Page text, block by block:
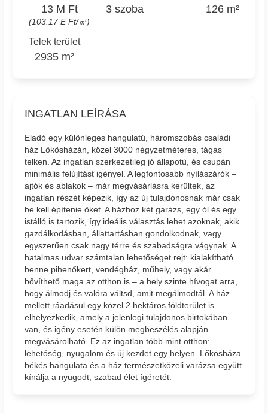
13 M Ft
(103.17 E Ft/㎡)
3 szoba 126 m²
Telek terület
2935 m²
INGATLAN LEÍRÁSA
Eladó egy különleges hangulatú, háromszobás családi
ház Lőkösházán, közel 3000 négyzetméteres, tágas
telken. Az ingatlan szerkezetileg jó állapotú, és csupán
minimális felújítást igényel. A legfontosabb nyílászárók –
ajtók és ablakok – már megvásárlásra kerültek, az
ingatlan részét képezik, így az új tulajdonosnak már csak
be kell építenie őket. A házhoz két garázs, egy ól és egy
istálló is tartozik, így ideális választás lehet azoknak, akik
gazdálkodásban, állattartásban gondolkodnak, vagy
egyszerűen csak nagy térre és szabadságra vágynak. A
hatalmas udvar számtalan lehetőséget rejt: kialakítható
benne pihenőkert, vendégház, műhely, vagy akár
bővíthető maga az otthon is – a hely szinte hívogat arra,
hogy álmodj és valóra váltsd, amit megálmodtál. A ház
mellett ráadásul egy közel 2 hektáros földterület is
elhelyezkedik, amely a jelenlegi tulajdonos birtokában
van, és igény esetén külön megbeszélés alapján
megvásárolható. Ez az ingatlan több mint otthon:
lehetőség, nyugalom és új kezdet egy helyen. Lőkösháza
békés hangulata és a ház természetközeli varázsa együtt
kínálja a nyugodt, szabad élet ígéretét.